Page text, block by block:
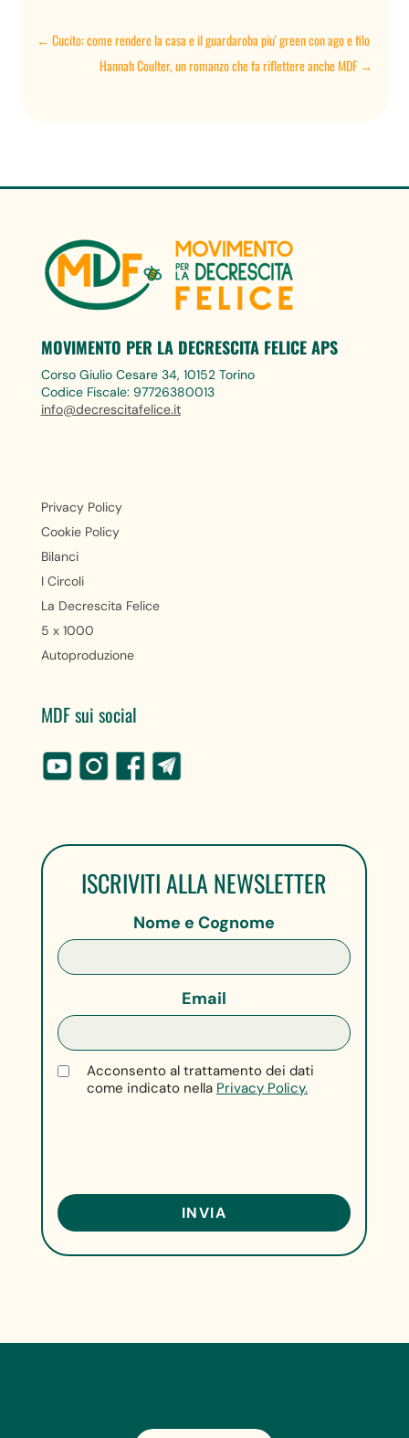
←Cucito: come rendere la casa e il guardaroba piu' green con ago e filo
Hannah Coulter, un romanzo che fa riflettere anche MDF→
MOVIMENTO PER LA DECRESCITA FELICE APS
Corso Giulio Cesare 34, 10152 Torino
Codice Fiscale: 97726380013
info@decrescitafelice.it
Privacy Policy
Cookie Policy
Bilanci
I Circoli
La Decrescita Felice
5 x 1000
Autoproduzione
MDF sui social
ISCRIVITI ALLA NEWSLETTER
Nome e Cognome
Email
Acconsento al trattamento dei dati
come indicato nella Privacy Policy.